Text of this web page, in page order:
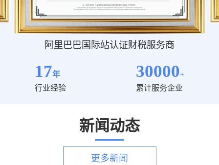
合肥市市级众创空间
17年
行业经验
30000+
累计服务企业
新闻动态
更多新闻